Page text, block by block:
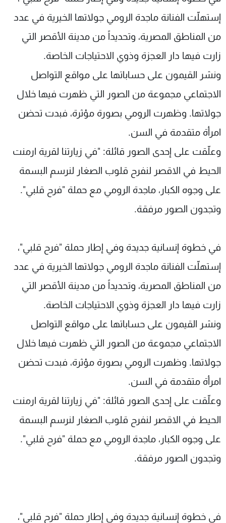
إستهلّت الفنانة ماجدة الرومي جولاتها الخيرية في عدد
من المناطق المصرية، وتحديداً من مدينة الأقصر التي
زارت فيها دار العجزة وذوي الاحتياجات الخاصة.
ونشر القيمون على حساباتها على مواقع التواصل
الاجتماعي مجموعة من الصور التي ظهرت فيها خلال
جولاتها. وظهرت الرومي بصورة مؤثرة، فبدت تحضن
امرأة متقدمة في السن.
وعلّقت على إحدى الصور قائلة: "في زيارتنا لقرية ارمنت
الحيط في الاقصر لنفرح قلوب الصغار لنرسم البسمة
على وجوه الكبار، ماجدة الرومي مع حملة "فرح قلبي".
وتجدون الصور مرفقة.
في خطوة إنسانية جديدة وفي إطار حملة "فرح قلبي"،
إستهلّت الفنانة ماجدة الرومي جولاتها الخيرية في عدد
من المناطق المصرية، وتحديداً من مدينة الأقصر التي
زارت فيها دار العجزة وذوي الاحتياجات الخاصة.
ونشر القيمون على حساباتها على مواقع التواصل
الاجتماعي مجموعة من الصور التي ظهرت فيها خلال
جولاتها. وظهرت الرومي بصورة مؤثرة، فبدت تحضن
امرأة متقدمة في السن.
وعلّقت على إحدى الصور قائلة: "في زيارتنا لقرية ارمنت
الحيط في الاقصر لنفرح قلوب الصغار لنرسم البسمة
على وجوه الكبار، ماجدة الرومي مع حملة "فرح قلبي".
وتجدون الصور مرفقة.
في خطوة إنسانية جديدة وفي إطار حملة "فرح قلبي"،
شاهد البرامج
الترددات
عن MTV
لاعلاناتكم
وظائف
شروط الإسـتخدام
سياسة الخصوصية